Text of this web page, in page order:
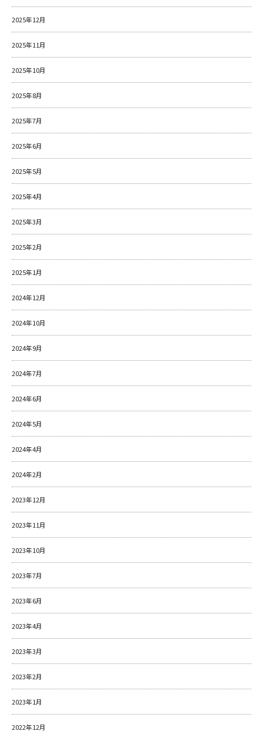
2025年12月
2025年11月
2025年10月
2025年8月
2025年7月
2025年6月
2025年5月
2025年4月
2025年3月
2025年2月
2025年1月
2024年12月
2024年10月
2024年9月
2024年7月
2024年6月
2024年5月
2024年4月
2024年2月
2023年12月
2023年11月
2023年10月
2023年7月
2023年6月
2023年4月
2023年3月
2023年2月
2023年1月
2022年12月